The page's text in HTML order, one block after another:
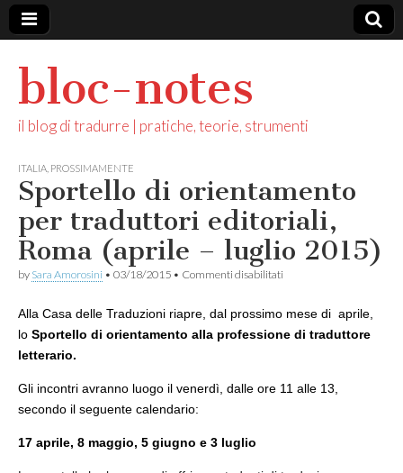
bloc-notes
il blog di tradurre | pratiche, teorie, strumenti
ITALIA PROSSIMAMENTE
Sportello di orientamento
per traduttori editoriali,
Roma (aprile – luglio 2015)
by Sara Amorosini • 03/18/2015 • Commenti disabilitati
orientamento
per
(aprile
Alla Casa delle Traduzioni riapre, dal prossimo mese di aprile,
lo Sportello di orientamento alla professione di traduttore
letterario.
Gli incontri avranno luogo il venerdì, dalle ore 11 alle 13,
secondo il seguente calendario:
17 aprile, 8 maggio, 5 giugno e 3 luglio